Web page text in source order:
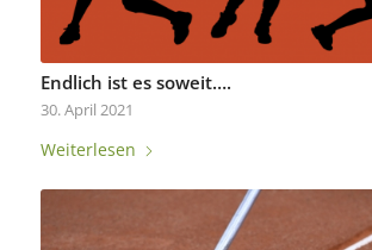
Endlich ist es soweit….
30. April 2021
Weiterlesen